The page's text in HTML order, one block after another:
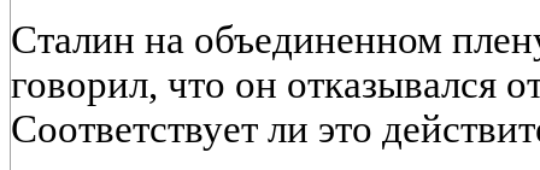
Сталин на объединенном
говорил, что он отказывался
Соответствует ли это